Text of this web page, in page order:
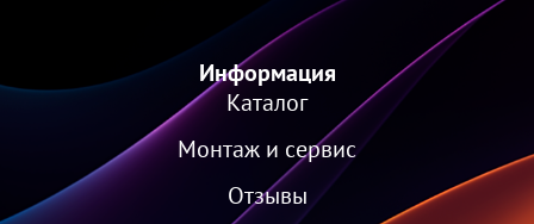
Информация
Каталог
Монтаж и сервис
Отзывы